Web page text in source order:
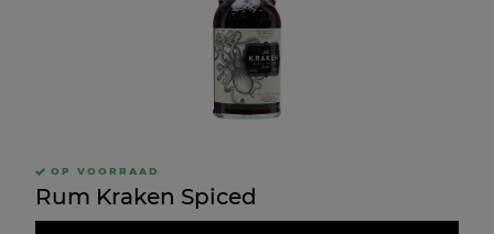
OP VOORRAAD
Rum Kraken Spiced